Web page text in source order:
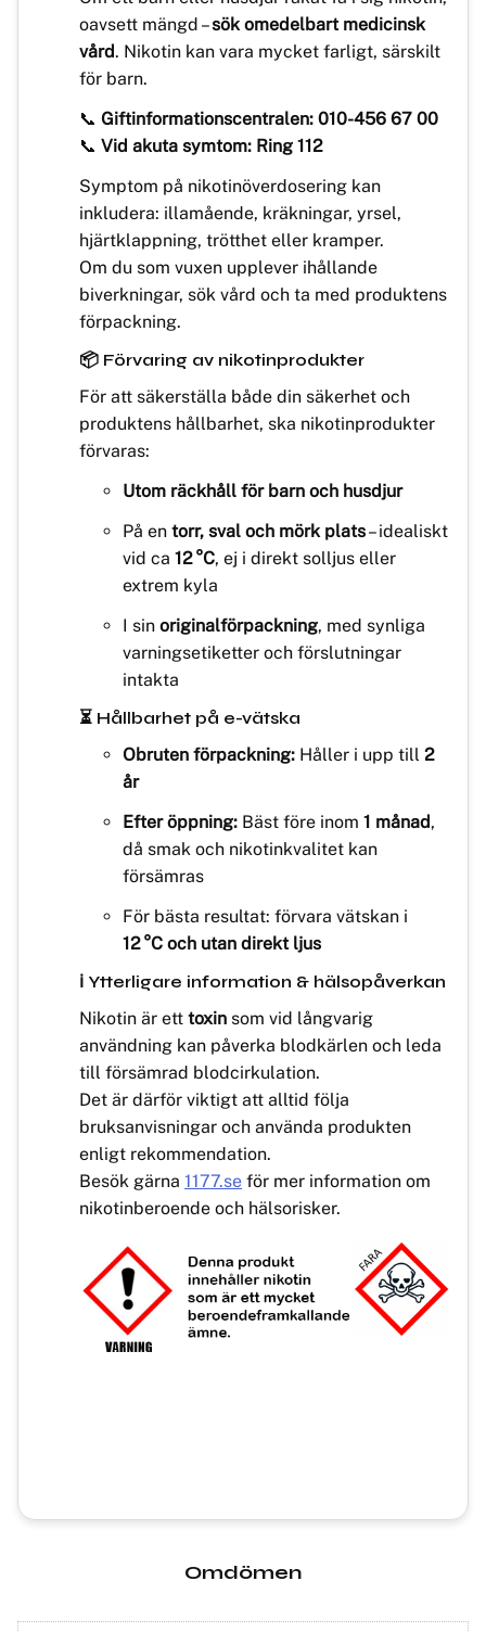
oavsett mängd –sök omedelbart medicinsk
vård. Nikotin kan vara mycket farligt, särskilt
för barn.
📞 Giftinformationscentralen: 010-456 67 00
📞 Vid akuta symtom: Ring 112
Symptom på nikotinöverdosering kan
inkludera: illamående, kräkningar, yrsel,
hjärtklappning, trötthet eller kramper.
Om du som vuxen upplever ihållande
biverkningar, sök vård och ta med produktens
förpackning.
📦 Förvaring av nikotinprodukter
För att säkerställa både din säkerhet och
produktens hållbarhet, ska nikotinprodukter
förvaras:
Utom räckhåll för barn och husdjur
På en torr, sval och mörk plats– idealiskt
vid ca 12 °C, ej i direkt solljus eller
extrem kyla
I sin originalförpackning, med synliga
varningsetiketter och förslutningar
intakta
⏳ Hållbarhet på e-vätska
Obruten förpackning: Håller i upp till 2
år
Efter öppning: Bäst före inom 1 månad,
då smak och nikotinkvalitet kan
försämras
För bästa resultat: förvara vätskan i
12 °C och utan direkt ljus
ℹ️ Ytterligare information & hälsopåverkan
Nikotin är ett toxin som vid långvarig
användning kan påverka blodkärlen och leda
till försämrad blodcirkulation.
Det är därför viktigt att alltid följa
bruksanvisningar och använda produkten
enligt rekommendation.
Besök gärna 1177.se för mer information om
nikotinberoende och hälsorisker.
Omdömen